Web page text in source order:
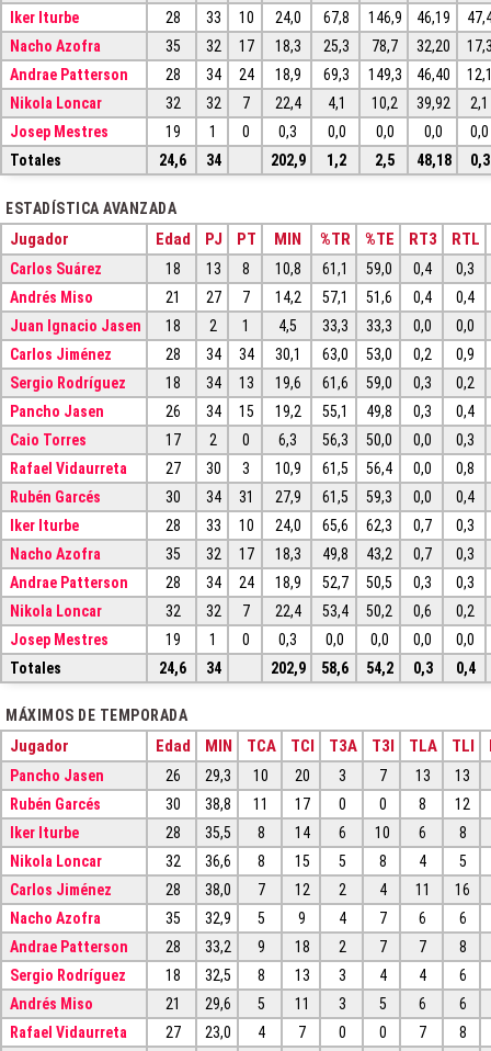
Iker Iturbe
28 33 10 24,0 67,8 146,9 46,19
Nacho Azofra
35 32 17 18,3 25,3 78,7 32,20
Andrae Patterson
28 34 24 18,9 69,3 149,3 46,40
Nikola Loncar
32 32 7 22,4 4,1 10,2 39,92
2,1
Josep Mestres
19 1 0 0,3 0,0 0,0 0,0
0,0
Totales
24,6 34 202,9 1,2 2,5 48,18 0,3
ESTADÍSTICA AVANZADA
Jugador Edad PJ PT MIN %TR %TE RT3 RTL
Carlos Suárez 18 13 8 10,8 61,1 59,0 0,4
0,3
Andrés Miso
21 27 7 14,2 57,1 51,6 0,4
0,4
Juan Ignacio Jasen
18 2 1 4,5 33,3 33,3 0,0
0,0
Carlos Jiménez
28 34 34 30,1 63,0 53,0 0,2
0,9
Sergio Rodríguez
18 34 13 19,6 61,6 59,0 0,3
0,2
Pancho Jasen
26 34 15 19,2 55,1 49,8 0,3
0,4
Caio Torres
17 2 0 6,3 56,3 50,0 0,0
0,3
Rafael Vidaurreta
27 30 3 10,9 61,5 56,4 0,0
0,8
Rubén Garcés
30 34 31 27,9 61,5 59,3 0,0
0,4
Iker Iturbe
28 33 10 24,0 65,6 62,3 0,7
0,3
Nacho Azofra
35 32 17 18,3 49,8 43,2 0,7
0,3
Andrae Patterson
28 34 24 18,9 52,7 50,5 0,3
0,3
Nikola Loncar
32 32 7 22,4 53,4 50,2 0,6
0,2
Josep Mestres
19 1 0 0,3 0,0 0,0 0,0
0,0
Totales
24,6 34 202,9 58,6 54,2 0,3 0,4
MÁXIMOS DE TEMPORADA
Jugador Edad MIN TCA TCI T3A T3I TLA TLI
Pancho Jasen 26 29,3 10 20 3 7 13
13
Rubén Garcés
30 38,8 11 17 0 0 8
12
Iker Iturbe
28 35,5 8 14 6 10 6
8
Nikola Loncar
32 36,6 8 15 5 8 4
5
Carlos Jiménez
28 38,0 7 12 2 4 11
16
Nacho Azofra
35 32,9 5 9 4 7 6
6
Andrae Patterson
28 33,2 9 18 2 7 7
8
Sergio Rodríguez
18 32,5 8 13 3 4 4
6
Andrés Miso
21 29,6 5 11 3 5 6
6
Rafael Vidaurreta
27 23,0 4 7 0 0 7
8